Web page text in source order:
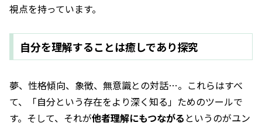
視点を持っています。
自分を理解することは癒しであり探究
夢、性格傾向、象徴、無意識との対話…。これらはすべ
て、「自分という存在をより深く知る」ためのツールで
す。そして、それが他者理解にもつながる というのがユン